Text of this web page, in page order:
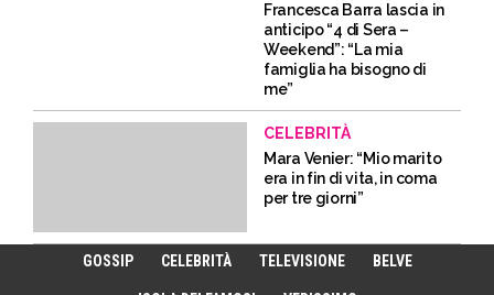
Francesca Barra lascia in
anticipo “4 di Sera –
Weekend”: “La mia
famiglia ha bisogno di
me”
CELEBRITÀ
Mara Venier: “Mio marito
era in fin di vita, in coma
per tre giorni”
GOSSIP CELEBRITÀ TELEVISIONE BELVE